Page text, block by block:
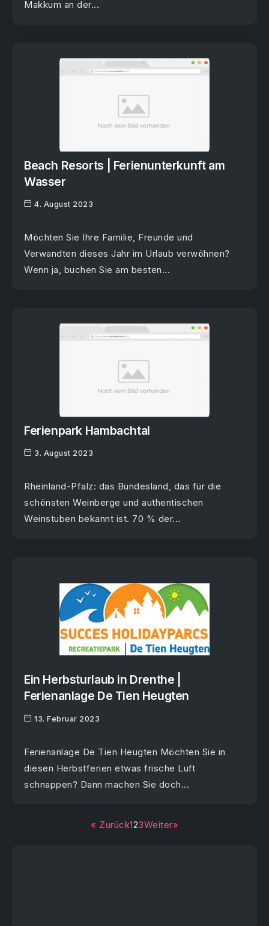
Makkum an der...
Beach Resorts | Ferienunterkunft am
Wasser
4. August 2023
Möchten Sie Ihre Familie, Freunde und
Verwandten dieses Jahr im Urlaub verwöhnen?
Wenn ja, buchen Sie am besten...
Ferienpark Hambachtal
3. August 2023
Rheinland-Pfalz: das Bundesland, das für die
schönsten Weinberge und authentischen
Weinstuben bekannt ist. 70 % der...
Ein Herbsturlaub in Drenthe |
Ferienanlage De Tien Heugten
13. Februar 2023
Ferienanlage De Tien Heugten Möchten Sie in
diesen Herbstferien etwas frische Luft
schnappen? Dann machen Sie doch...
« Zurück123Weiter»